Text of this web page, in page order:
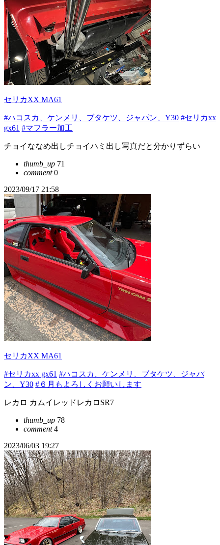
セリカXX MA61
#ハコスカ、ケンメリ、ブタケツ、ジャパン、Y30 #セリカxx
gx61 #マフラー加工
チョイななめ出しチョイハミ出し写真だと分かりずらい
thumb_up 71
comment0
2023/09/17 21:58
セリカXX MA61
#セリカxx gx61 #ハコスカ、ケンメリ、ブタケツ、ジャパ
ン、Y30 #６月もよろしくお願いします
レカロ カムイレッドレカロSR7
thumb_up 78
comment4
2023/06/03 19:27